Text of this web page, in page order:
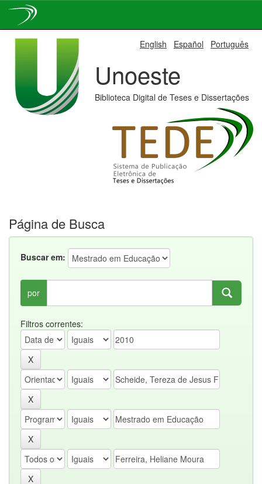
English Español Português
Unoeste
Biblioteca Digital de Teses e Dissertações
Página de Busca
Buscar em:
por
Filtros correntes: